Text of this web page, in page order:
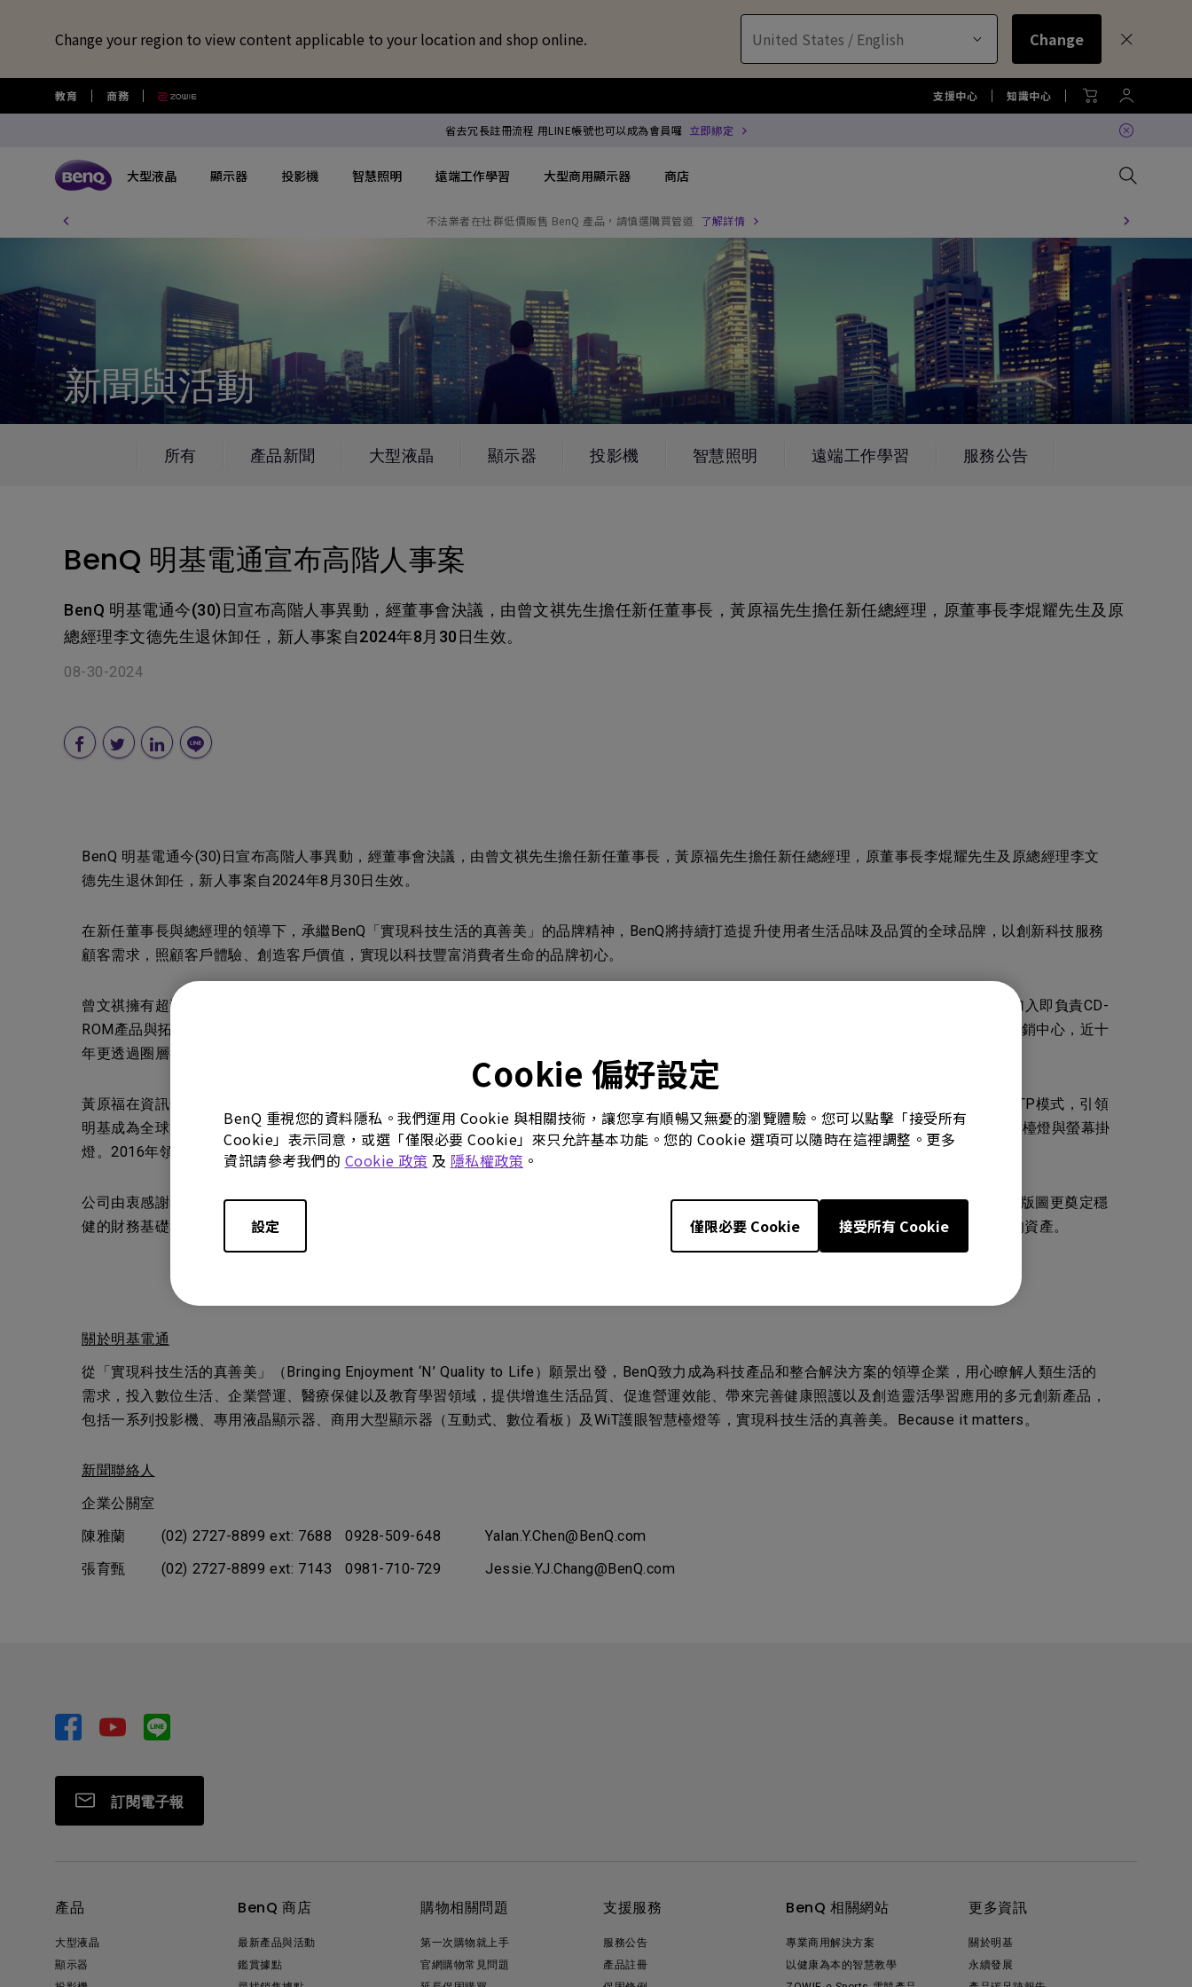
Change your region to view content applicable to your location and shop online. United States / English Change
Cookie 偏好設定
BenQ 重視您的資料隱私。我們運用 Cookie 與相關技術，讓您享有順暢又無憂的瀏覽體驗。您可以點擊「接受所有
Cookie」表示同意，或選「僅限必要 Cookie」來只允許基本功能。您的 Cookie 選項可以隨時在這裡調整。更多
資訊請參考我們的 Cookie 政策 及 隱私權政策 。
設定 僅限必要 Cookie 接受所有 Cookie
教育 商務 支援中心 知識中心
省去冗長註冊流程 用LINE帳號也可以成為會員囉 立即綁定
大型液晶
所有大型液晶
GameZone 2.0 遊戲 Google TV
GameZone 遊戲 Google TV
4K 量子點追劇護眼 Google TV
黑湛屏護眼 Google TV
GAME ZONE遊戲快捷功能
BenQ 獨家遊戲特調APP
MiniLED
量子點
HDMI 2.1 (4K 144Hz)
比較所有大型液晶
大型液晶服務與周邊配件
大型液晶鑑賞據點
如何挑選適合的壁掛架
BenQ 獨家遊戲特調 APP
顯示器
所有顯示器
適合Mac風格愛好者的外接螢幕
專業色準螢幕 Creative Pro
遊戲護眼螢幕
影音文書護眼螢幕
BenQ 到府校色服務
專業螢幕軟體
144Hz
USB-C
Thunderbolt
硬體校色
Nano Matte 霧面無反光面板
專用領域顯示器
企業 / 工作室專業色準服務
商用顯示器
ZOWIE 電競顯示器
比較所有顯示器
螢幕周邊配件
螢幕鑑賞據點
2026 MA 忠於原色風格大賞
立即測驗：找出為你量身打造的
投影機
所有投影機
行動微型投影機
家庭娛樂投影機
家庭劇院投影機
投影電視
玩家級遊戲投影機
遊戲投影機
InstaShow 無線投影設備
高爾夫投影機，一站式顧問服務
高亮智慧商務投影機系列
4K UHD (3840×2160)
短焦
水平梯形修正(側投影)
雷射
商用投影機
專業型雷射投影機
沉浸式雷射投影機
會議室投影機
教育投影機
高爾夫投影機
比較所有投影機
尋找最適投影機
投影機鑑賞據點
投影機周邊配件
投影機距離試算
【選購入門教學】輕鬆避開廣告
智慧照明
所有智慧照明
螢幕閱讀檯燈
親子共讀檯燈
筆電燈
螢幕掛燈
光影實驗室
螢幕掛燈怎麼選
企業照明解決方案
比較所有智慧照明系列
護眼檯燈周邊配件
智慧照明鑑賞據點
延長保固購買
遠端工作學習
擴充底座/線材
USB-C 7合1 集線器
HDMI 2.1 傳輸線
視覺展示工具 EnSpire
專業拍物視訊鏡頭好評實測推薦
大型商用顯示器
所有大型商用顯示器
商用數位電子看板系列
Pantone® 雙認證數位電子看板
教育互動觸控顯示器
商用互動觸控顯示器系列
教育解決方案
全方位智慧零售解決方案
視訊協作會議室解決方案
配件
TZY31 InstaShare 無線螢幕分
享器解決方案
DVY32 4K 智慧視訊會議攝影機
MT01 VESA 壁掛規格移動腳架
商店
BenQ 商店
大型液晶
顯示器
投影機
智慧照明
最新優惠活動與新聞
尋找展示地點
購物常見問題
第一次購物就上手
信用卡分期付款
商務解決方案
ZOWIE 專業電競設備
產品註冊享好康
不法業者在社群低價販售 BenQ 產品，請慎選購買管道 了解詳情
新聞與活動
所有 產品新聞 大型液晶 顯示器 投影機 智慧照明 遠端工作學習 服務公告
BenQ 明基電通宣布高階人事案
BenQ 明基電通今(30)日宣布高階人事異動，經董事會決議，由曾文祺先生擔任新任董事長，黃原福先生擔任新任總經理，原董事長李焜耀先生及原
總經理李文德先生退休卸任，新人事案自2024年8月30日生效。
08-30-2024
BenQ 明基電通今(30)日宣布高階人事異動，經董事會決議，由曾文祺先生擔任新任董事長，黃原福先生擔任新任總經理，原董事長李焜耀先生及原總經理李文
德先生退休卸任，新人事案自2024年8月30日生效。
在新任董事長與總經理的領導下，承繼BenQ「實現科技生活的真善美」的品牌精神，BenQ將持續打造提升使用者生活品味及品質的全球品牌，以創新科技服務
顧客需求，照顧客戶體驗、創造客戶價值，實現以科技豐富消費者生命的品牌初心。
曾文祺擁有超過30年業務開發、產品規劃管理、全球營銷、通路管理的豐富經歷並屢創卓越績效，帶領團隊實現做強做久的經營目標。自1994年加入即負責CD-
ROM產品與拓銷，使明基成為全球前五大光碟機品牌。他領導創立明基中國分公司，率先建立行銷團隊，從最初的三名員工發展成數百人的中國行銷中心，近十
年更透過圈層行銷與顧客建立深度鏈結，洞察消費者需求與創造獨特體驗，帶領專業電競產品、智慧照明產品等均成為使用者的首選品牌。
黃原福在資訊領域擁有逾30年豐富經驗，透過策略性產品開發與STP、DTC行銷模式，為明基帶來全新視角與方向。2008年金融風暴之際，導入STP模式，引領
明基成為全球第一的DLP投影機品牌，並開創電競顯示器品類及可連結雲端的智慧電子白板。2014年引入設計思維，打造專為螢幕閱讀設計的護眼檯燈與螢幕掛
燈。2016年領導數位轉型，導入DTC模式，助公司安渡疫情挑戰。面對科技產業變動，他持續引進新商業模式，促使明基成為學習型組織。
公司由衷感謝李焜耀先生及李文德先生的領導與貢獻。李焜耀先生在2001年開創BenQ並迅速崛起為知名的國際品牌，李文德先生為BenQ開拓歐洲版圖更奠定穩
健的財務基礎和經營績效，他們建立完善的品牌文化及制度，引領BenQ投入數位生活、企業營運、醫療保健以及教育學習領域，成為公司最重要的資產。
關於明基電通
從「實現科技生活的真善美」（Bringing Enjoyment ‘N’ Quality to Life）願景出發，BenQ致力成為科技產品和整合解決方案的領導企業，用心瞭解人類生活的
需求，投入數位生活、企業營運、醫療保健以及教育學習領域，提供增進生活品質、促進營運效能、帶來完善健康照護以及創造靈活學習應用的多元創新產品，
包括一系列投影機、專用液晶顯示器、商用大型顯示器（互動式、數位看板）及WiT護眼智慧檯燈等，實現科技生活的真善美。Because it matters。
新聞聯絡人
企業公關室
陳雅蘭 (02) 2727-8899 ext: 7688 0928-509-648 Yalan.Y.Chen@BenQ.com
張育甄 (02) 2727-8899 ext: 7143 0981-710-729 Jessie.YJ.Chang@BenQ.com
訂閱電子報
產品
大型液晶
顯示器
BenQ 商店
最新產品與活動
鑑賞據點
購物相關問題
第一次購物就上手
官網購物常見問題
支援服務
服務公告
產品註冊
BenQ 相關網站
專業商用解決方案
以健康為本的智慧教學
更多資訊
關於明基
永續發展